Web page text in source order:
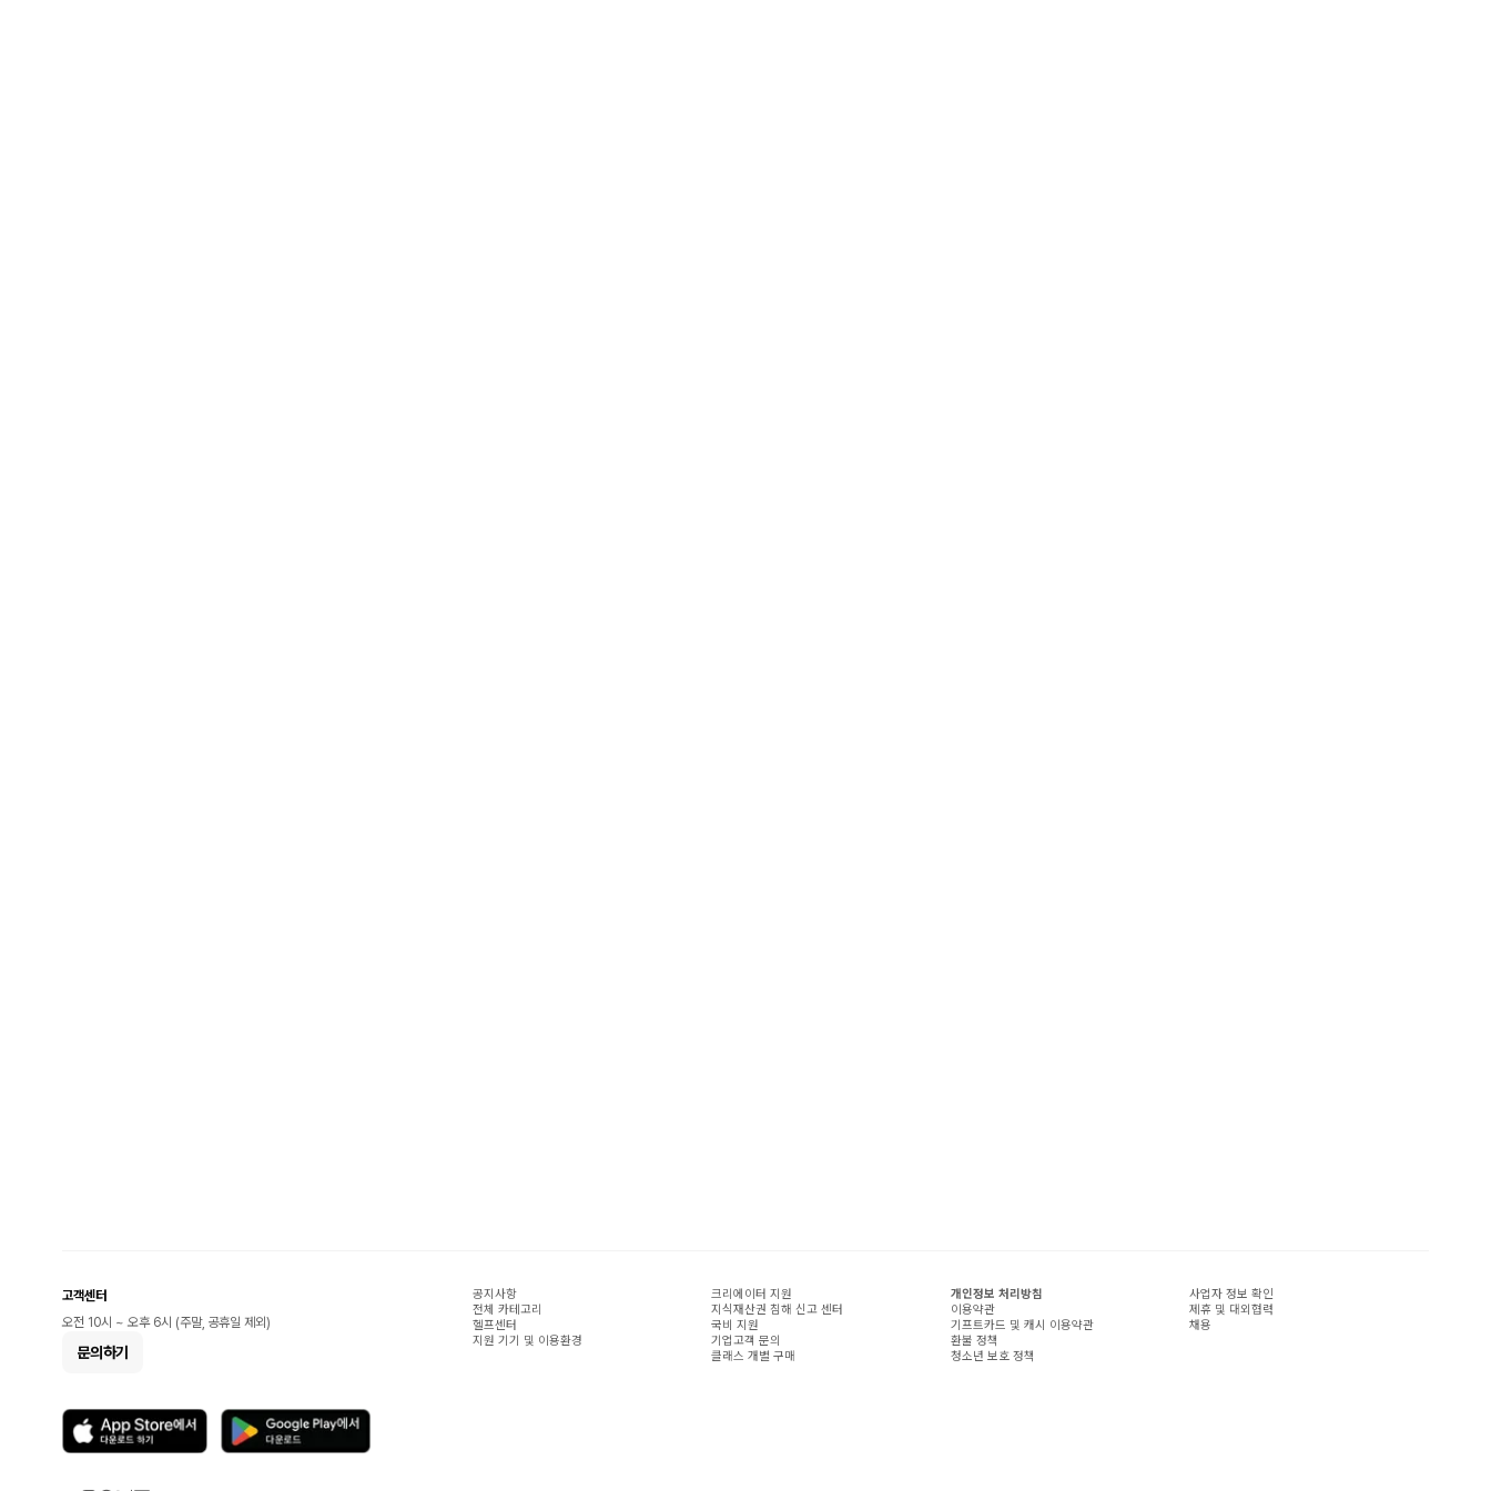
고객센터
오전 10시 ~ 오후 6시 (주말, 공휴일 제외)
문의하기
공지사항
전체 카테고리
헬프센터
지원 기기 및 이용환경
크리에이터 지원
지식재산권 침해 신고 센터
국비 지원
기업고객 문의
클래스 개별 구매
개인정보 처리방침
이용약관
기프트카드 및 캐시 이용약관
환불 정책
청소년 보호 정책
사업자 정보 확인
제휴 및 대외협력
채용